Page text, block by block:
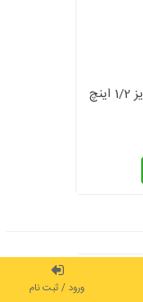
کوپلینگ باد بیرون رزوه ( دنده ) سایز 1/2 اینچ
ورود / ثبت نام